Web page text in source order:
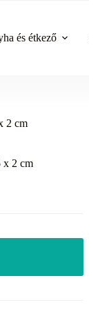
és étkező
2 cm
x 2 cm